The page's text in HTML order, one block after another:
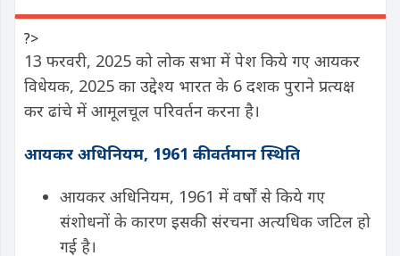
?>
13 फरवरी, 2025 को लोक सभा में पेश किये गए आयकर
विधेयक, 2025 का उद्देश्य भारत के 6 दशक पुराने प्रत्यक्ष
कर ढांचे में आमूलचूल परिवर्तन करना है।
आयकर अधिनियम, 1961 की वर्तमान स्थिति
आयकर अधिनियम, 1961 में वर्षों से किये गए
संशोधनों के कारण इसकी संरचना अत्यधिक जटिल हो
गई है।